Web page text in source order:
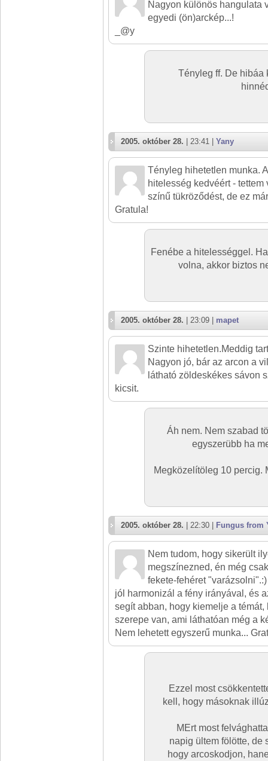
Nagyon különös hangulata
egyedi (ön)arckép...!
_@y
Tényleg ff. De hibáa
2005. október 28. | 23:41 | Yany
Tényleg hihetetlen munka.
hitelesség kedvéért -
színű tükröződést, de ez
Gratula!
Fenébe a hitelességgel.
volna, akkor biztos
2005. október 28. | 23:09 | mapet
Szinte hihetetlen.Meddig
Nagyon jó, bár az arcon a
látható zöldeskékes sávon
kicsit.
Áh nem. Nem szabad
egyszerübb ha
Megközelítöleg 10 percig.
2005. október 28. | 22:30 | Fungus from
Nem tudom, hogy sikerült
megszínezned, én még
fekete-fehéret
jól harmonizál a fény irányával, és
segít abban, hogy kiemelje a
szerepe van, ami láthatóan még a
Nem lehetett egyszerű munka...
Ezzel most
kell, hogy másoknak
MErt most
napig ültem fölötte, de
hogy arcoskodjon,